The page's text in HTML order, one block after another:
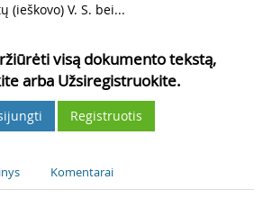
(ieškovo) V. S. bei...
visą dokumento tekstą,
arba Užsiregistruokite.
Registruotis
Komentarai